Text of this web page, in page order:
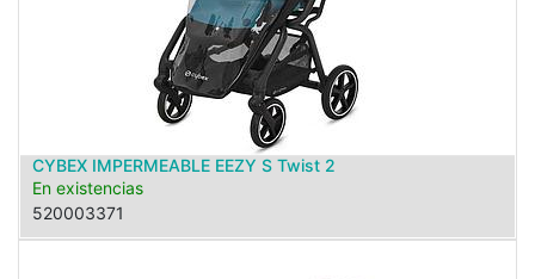
CYBEX IMPERMEABLE EEZY S Twist 2
En existencias
520003371